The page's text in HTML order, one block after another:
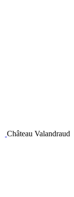
Château Valandraud